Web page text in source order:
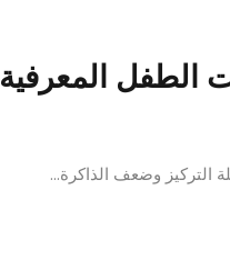
الطفل المعرفية
التركيز وضعف الذاكرة...